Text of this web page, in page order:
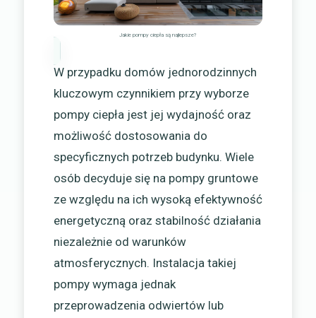
Jakie pompy ciepła są najlepsze?
W przypadku domów jednorodzinnych
kluczowym czynnikiem przy wyborze
pompy ciepła jest jej wydajność oraz
możliwość dostosowania do
specyficznych potrzeb budynku. Wiele
osób decyduje się na pompy gruntowe
ze względu na ich wysoką efektywność
energetyczną oraz stabilność działania
niezależnie od warunków
atmosferycznych. Instalacja takiej
pompy wymaga jednak
przeprowadzenia odwiertów lub